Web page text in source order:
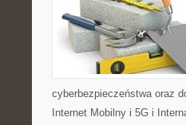
cyberbezpieczeństwa oraz
Internet Mobilny i 5G i